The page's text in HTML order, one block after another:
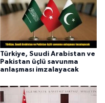
Türkiye, Suudi Arabistan ve
Pakistan üçlü savunma
anlaşması imzalayacak